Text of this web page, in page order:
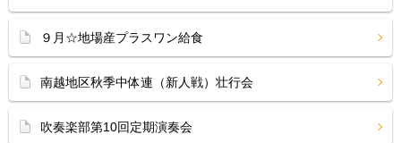
９月☆地場産プラスワン給食
南越地区秋季中体連（新人戦）壮行会
吹奏楽部第10回定期演奏会